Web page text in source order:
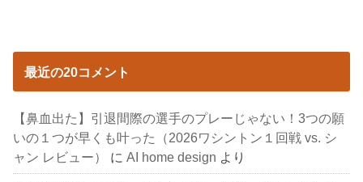
最近の20コメント
【鼻血出た】引退間際の選手のプレーじゃない！3つの願
いの１つが早くも叶った（2026ワシントン１回戦 vs. シ
ャン レビュー）
にAI home design より